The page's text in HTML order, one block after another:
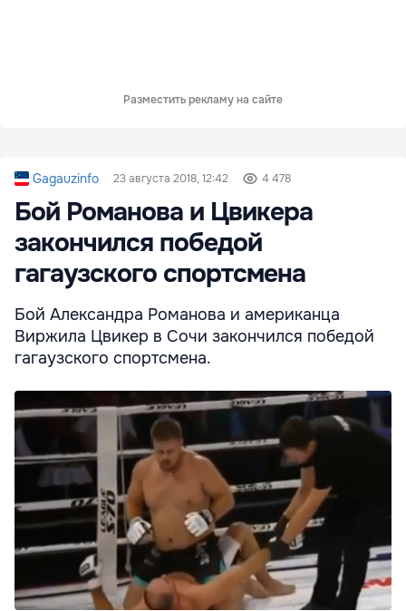
Разместить рекламу на сайте
Gagauzinfo 23 августа 2018, 12:42 4 478
Бой Романова и Цвикера
закончился победой
гагаузского спортсмена
Бой Александра Романова и американца
Виржила Цвикер в Сочи закончился победой
гагаузского спортсмена.